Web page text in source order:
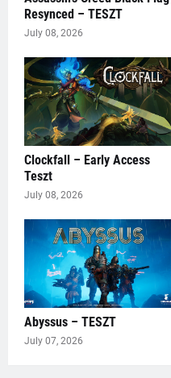
Resynced – TESZT
July 08, 2026
Clockfall – Early Access
Teszt
July 08, 2026
Abyssus – TESZT
July 07, 2026